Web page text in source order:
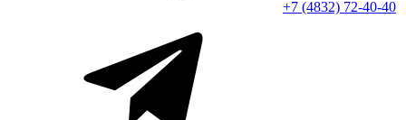
+7 (4832) 72-40-40